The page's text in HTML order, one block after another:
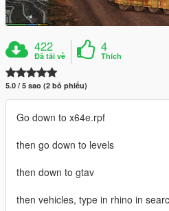
422
Đã tải về
4
Thích
5.0 / 5 sao (2 bỏ phiếu)
Go down to x64e.rpf
then go down to levels
then down to gtav
then vehicles, type in rhino in